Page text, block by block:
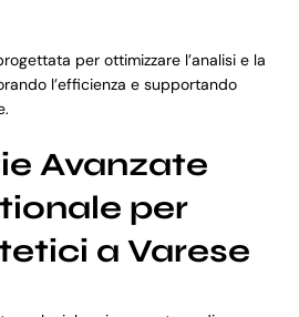
per ottimizzare l’analisi e la
l’efficienza e supportando
Avanzate
per
a Varese